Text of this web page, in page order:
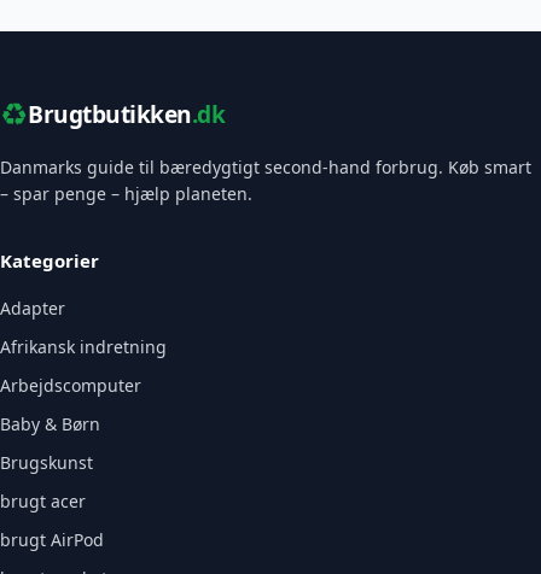
♻️Brugtbutikken.dk
Danmarks guide til bæredygtigt second-hand forbrug. Køb smart
– spar penge – hjælp planeten.
Kategorier
Adapter
Afrikansk indretning
Arbejdscomputer
Baby & Børn
Brugskunst
brugt acer
brugt AirPod